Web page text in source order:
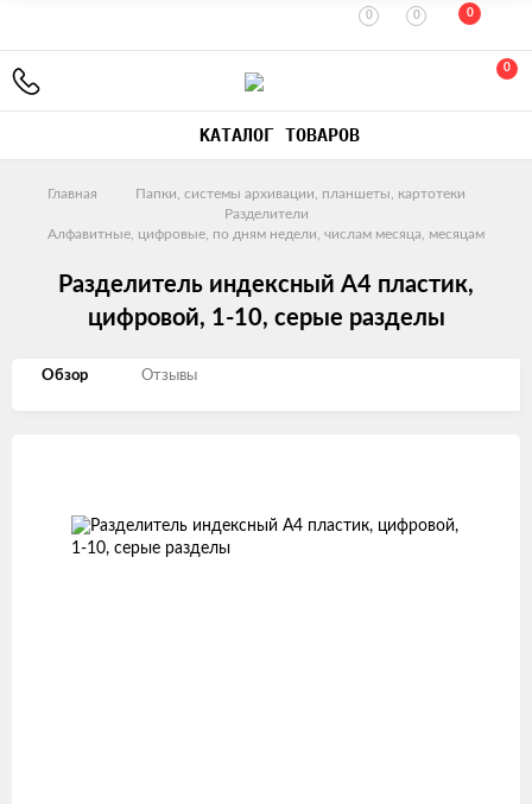
0 0 0
0
КАТАЛОГ ТОВАРОВ
Главная
Папки, системы архивации, планшеты, картотеки
Разделители
Алфавитные, цифровые, по дням недели, числам месяца, месяцам
Разделитель индексный A4 пластик,
цифровой, 1-10, серые разделы
Обзор Отзывы